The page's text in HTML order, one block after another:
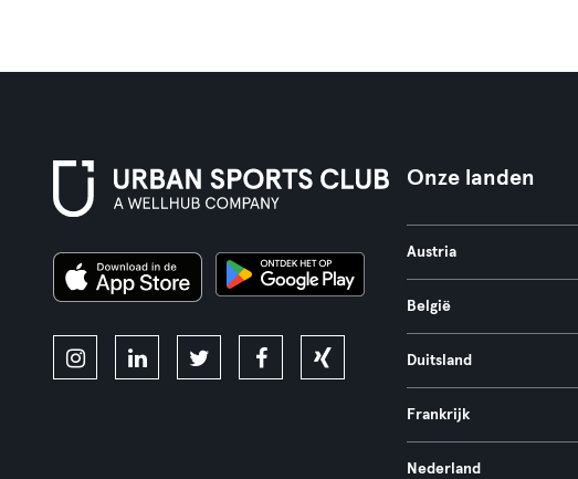
Onze landen
Austria
België
Duitsland
Frankrijk
Nederland